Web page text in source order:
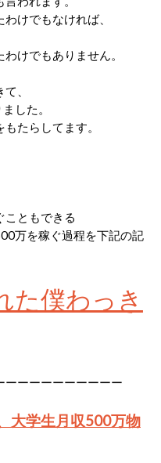
けでもなければ、
けでもありません。
、
した。
たらしてます。
こともできる
万を稼ぐ過程を下記の記
た僕わっき
ーーーーーーーーーー
大学生月収500万物